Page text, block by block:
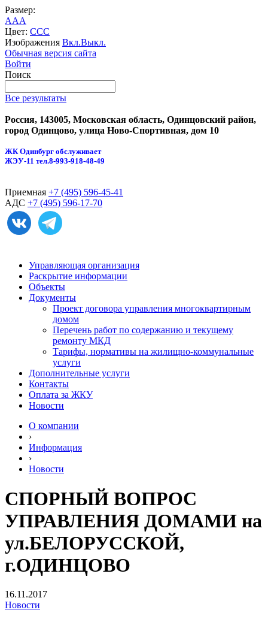
Размер:
AAA
Цвет: CCC
Изображения Вкл.Выкл.
Обычная версия сайта
Войти
Поиск
Все результаты
Россия, 143005, Московская область, Одинцовский район,
город Одинцово, улица Ново-Спортивная, дом 10
ЖК Одинбург обслуживает
ЖЭУ-11 тел.8-993-918-48-49
Приемная +7 (495) 596-45-41
АДС +7 (495) 596-17-70
Управляющая организация
Раскрытие информации
Объекты
Документы
Проект договора управления многоквартирным
домом
Перечень работ по содержанию и текущему
ремонту МКД
Тарифы, нормативы на жилищно-коммунальные
услуги
Дополнительные услуги
Контакты
Оплата за ЖКУ
Новости
О компании
›
Информация
›
Новости
СПОРНЫЙ ВОПРОС
УПРАВЛЕНИЯ ДОМАМИ на
ул.БЕЛОРУССКОЙ,
г.ОДИНЦОВО
16.11.2017
Новости